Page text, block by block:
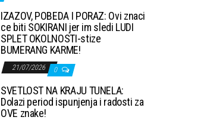
IZAZOV, POBEDA I PORAZ: Ovi znaci
ce biti SOKIRANI jer im sledi LUDI
SPLET OKOLNOSTI-stize
BUMERANG KARME!
21/07/2026 0
SVETLOST NA KRAJU TUNELA:
Dolazi period ispunjenja i radosti za
OVE znake!